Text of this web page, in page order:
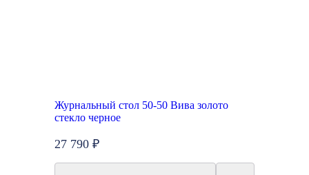
Журнальный стол 50-50 Вива золото
стекло черное
27 790 ₽